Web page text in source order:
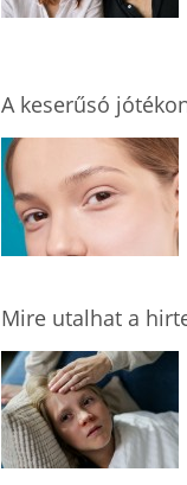
A keserűsó
Mire utalhat a